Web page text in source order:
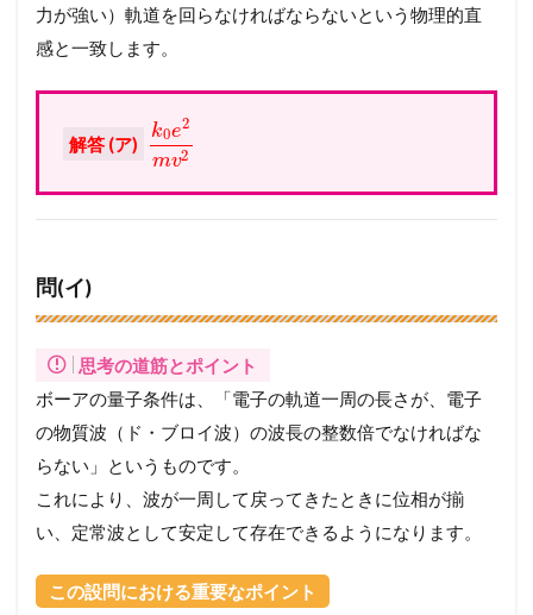
力が強い）軌道を回らなければならないという物理的直
感と一致します。
解答 (ア)
k0e2
mv2
問(イ)
思考の道筋とポイント
ボーアの量子条件は、「電子の軌道一周の長さが、電子
の物質波（ド・ブロイ波）の波長の整数倍でなければな
らない」というものです。
これにより、波が一周して戻ってきたときに位相が揃
い、定常波として安定して存在できるようになります。
この設問における重要なポイント